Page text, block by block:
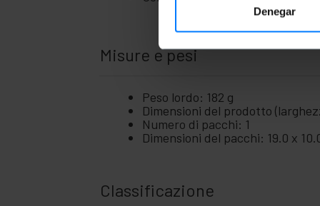
Denegar
Misure e pesi
Peso lordo: 182 g
Dimensioni del prodotto
Numero di pacchi: 1
Dimensioni del pacchi: 19.0 x
Classificazione